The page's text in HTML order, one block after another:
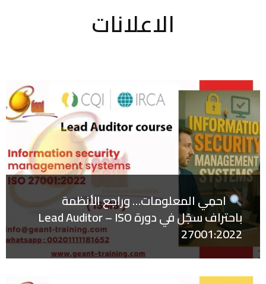
الاعلانات
احمِي المعلومات… وراجع الأنظمة
باحتراف سجّل في دورة Lead Auditor – ISO
27001:2022